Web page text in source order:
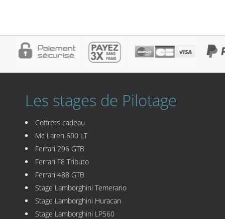
Les stages de Pilotage
Coffrets cadeau
Mc Laren 600 LT
Ferrari 296 GTB
Ferrari F8 Tributo
Ferrari 488 GTB
Stage Lamborghini Temerario
Stage Lamborghini Huracan
Stage Lamborghini LP560